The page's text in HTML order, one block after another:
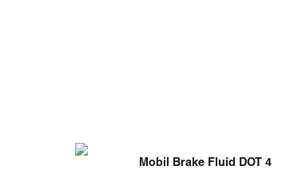
Mobil Brake Fluid DOT 4